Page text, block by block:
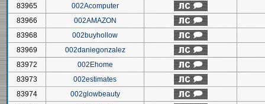
83965
002Acomputer
83966
002AMAZON
83968
002buyhollow
83969
002daniegonzalez
83972
002Ehome
83973
002estimates
83974
002glowbeauty